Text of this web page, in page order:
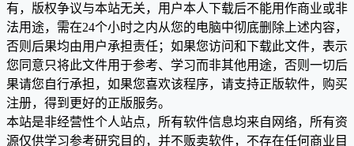
有，版权争议与本站无关，用户本人下载后不能用作商业或非
法用途，需在24个小时之内从您的电脑中彻底删除上述内容，
否则后果均由用户承担责任；如果您访问和下载此文件，表示
您同意只将此文件用于参考、学习而非其他用途，否则一切后
果请您自行承担，如果您喜欢该程序，请支持正版软件，购买
注册，得到更好的正版服务。
本站是非经营性个人站点，所有软件信息均来自网络，所有资
源仅供学习参考研究目的，并不贩卖软件，不存在任何商业目